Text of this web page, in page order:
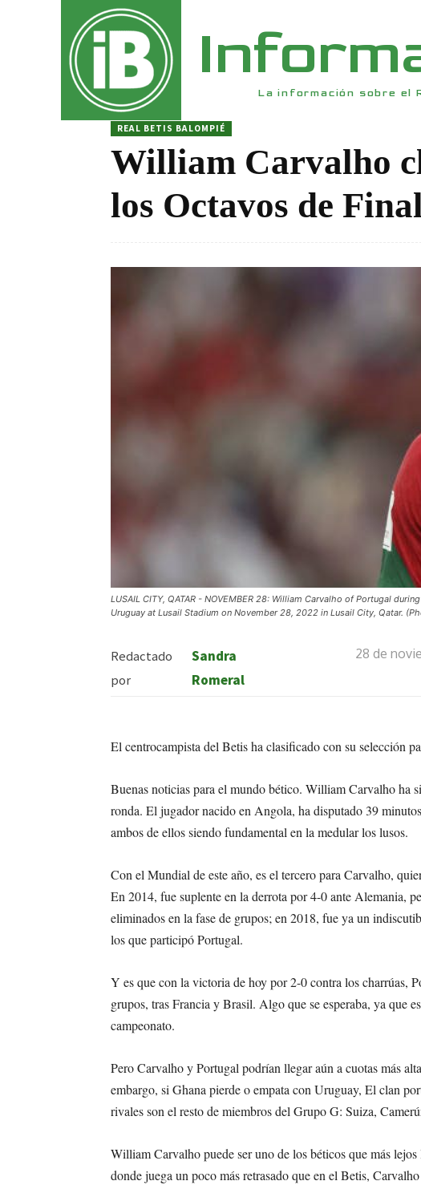
La información sobre el
REAL BETIS BALOMPIÉ
William Carvalho
los Octavos de
LUSAIL CITY, QATAR - NOVEMBER 28: William Carvalho of Portugal
Uruguay at Lusail Stadium on November 28, 2022 in Lusail City, Qatar.
Redactado
por
Sandra
Romeral
28 de
El centrocampista del Betis ha clasificado con su selección
Buenas noticias para el mundo bético. William Carvalho ha
ronda. El jugador nacido en Angola, ha disputado 39
ambos de ellos siendo fundamental en la medular los lusos.
Con el Mundial de este año, es el tercero para Carvalho,
En 2014, fue suplente en la derrota por 4-0 ante Alemania,
eliminados en la fase de grupos; en 2018, fue ya un
los que participó Portugal.
Y es que con la victoria de hoy por 2-0 contra los charrúas,
grupos, tras Francia y Brasil. Algo que se esperaba, ya que
campeonato.
Pero Carvalho y Portugal podrían llegar aún a cuotas más
embargo, si Ghana pierde o empata con Uruguay, El clan
rivales son el resto de miembros del Grupo G: Suiza,
William Carvalho puede ser uno de los béticos que más
donde juega un poco más retrasado que en el Betis,